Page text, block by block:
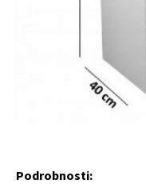
Podrobnosti: